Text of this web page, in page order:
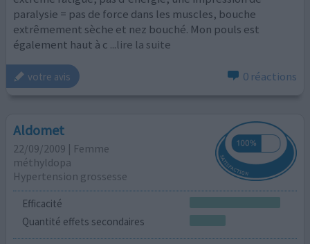
paralysie = pas de force dans les muscles, bouche
extrêmement sèche et nez bouché. Mon pouls est
également haut à c ...lire la suite
votre avis 0 réactions
Aldomet
22/09/2009 | Femme
méthyldopa
Hypertension grossesse
Efficacité
Quantité effets secondaires